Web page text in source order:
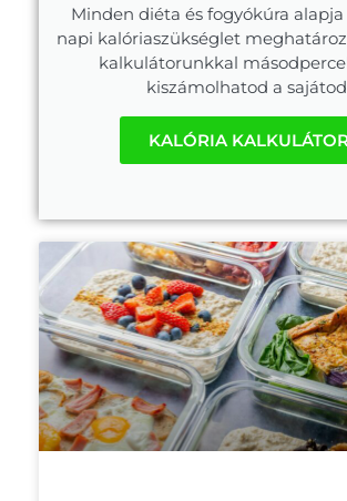
Minden diéta és fogyókúra
napi kalóriaszükséglet
kalkulátorunkkal
kiszámolhatod a
KALÓRIA